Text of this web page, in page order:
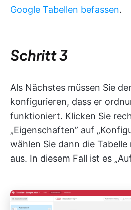
Google Tabellen befassen.
Schritt 3
Als Nächstes müssen Sie
konfigurieren, dass er
funktioniert. Klicken Sie
„Eigenschaften” auf
wählen Sie dann die
aus. In diesem Fall ist es